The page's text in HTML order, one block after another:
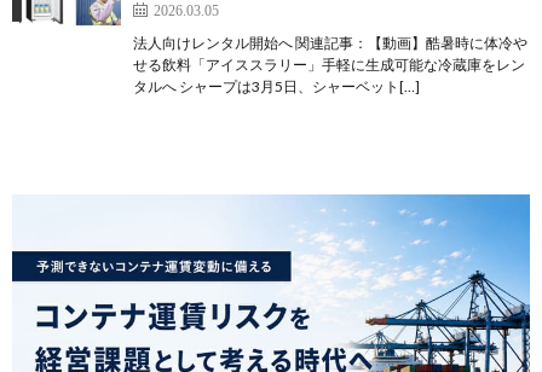
2026.03.05
法人向けレンタル開始へ 関連記事：【動画】酷暑時に体冷や
せる飲料「アイススラリー」手軽に生成可能な冷蔵庫をレン
タルへ シャープは3月5日、シャーベット[…]